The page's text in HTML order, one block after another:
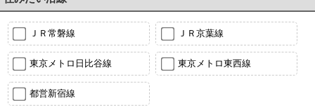
ＪＲ常磐線 ＪＲ京葉線
東京メトロ日比谷線 東京メトロ東西線
都営新宿線